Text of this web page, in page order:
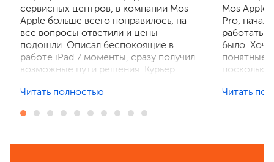
сервисных центров, в компании Mos
Apple больше всего понравилось, на
все вопросы ответили и цены
подошли. Описал беспокоящие в
работе iPad 7 моменты, сразу получил
возможные пути решения. Курьер
отзвонились по итогам осмотра,
порадовал, без лишнего ожидания и
рекомендовать всем знакомым.
Читать полностью
Mos
Pro, начал
работать,
было. Хочу
понятные
поскольку
Читать